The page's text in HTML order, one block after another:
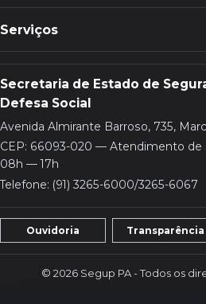
Serviços
Secretaria de Estado de
Defesa Social
Avenida Almirante Barroso, 735,
CEP: 66093-020 — Atendimento de
08h — 17h
Telefone: (91) 3265-6000/3265-6067
Ouvidoria Transparência
© 2026 Segup PA - Todos os